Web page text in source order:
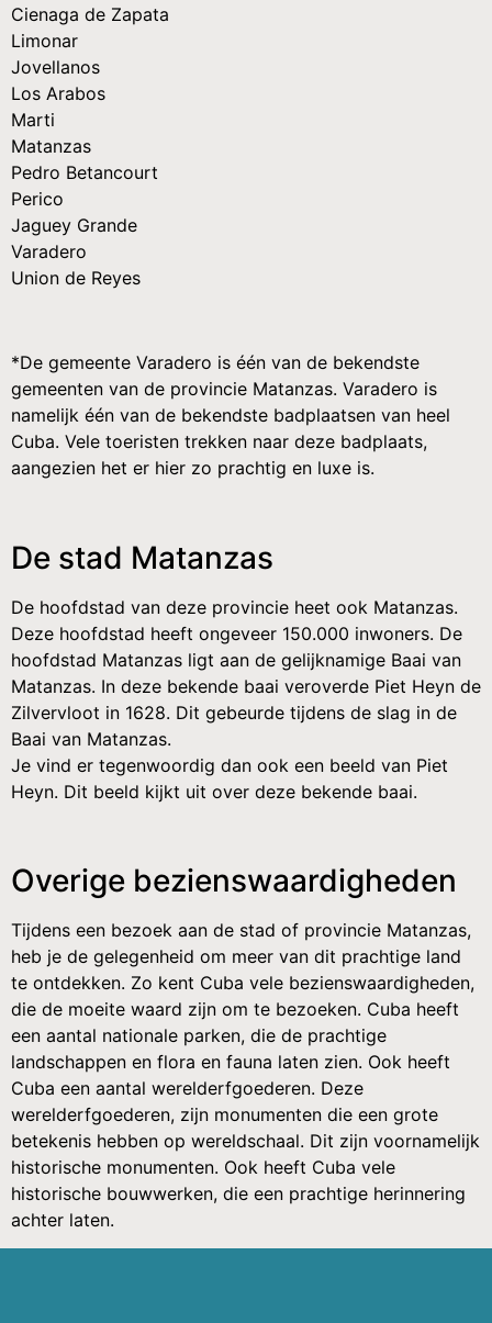
Cienaga de Zapata
Limonar
Jovellanos
Los Arabos
Marti
Matanzas
Pedro Betancourt
Perico
Jaguey Grande
Varadero
Union de Reyes
*De gemeente Varadero is één van de bekendste
gemeenten van de provincie Matanzas. Varadero is
namelijk één van de bekendste badplaatsen van heel
Cuba. Vele toeristen trekken naar deze badplaats,
aangezien het er hier zo prachtig en luxe is.
De stad Matanzas
De hoofdstad van deze provincie heet ook Matanzas.
Deze hoofdstad heeft ongeveer 150.000 inwoners. De
hoofdstad Matanzas ligt aan de gelijknamige Baai van
Matanzas. In deze bekende baai veroverde Piet Heyn de
Zilvervloot in 1628. Dit gebeurde tijdens de slag in de
Baai van Matanzas.
Je vind er tegenwoordig dan ook een beeld van Piet
Heyn. Dit beeld kijkt uit over deze bekende baai.
Overige bezienswaardigheden
Tijdens een bezoek aan de stad of provincie Matanzas,
heb je de gelegenheid om meer van dit prachtige land
te ontdekken. Zo kent Cuba vele bezienswaardigheden,
die de moeite waard zijn om te bezoeken. Cuba heeft
een aantal nationale parken, die de prachtige
landschappen en flora en fauna laten zien. Ook heeft
Cuba een aantal werelderfgoederen. Deze
werelderfgoederen, zijn monumenten die een grote
betekenis hebben op wereldschaal. Dit zijn voornamelijk
historische monumenten. Ook heeft Cuba vele
historische bouwwerken, die een prachtige herinnering
achter laten.